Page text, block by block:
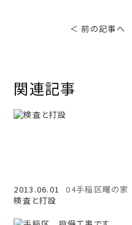
＜ 前の記事へ
関連記事
2013.06.01
04手稲区曙の家
検査と打設